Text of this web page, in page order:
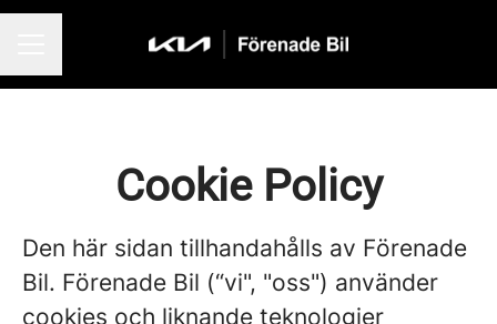
Cookie Policy
Den här sidan tillhandahålls av Förenade
Bil. Förenade Bil (“vi", "oss") använder
cookies och liknande teknologier